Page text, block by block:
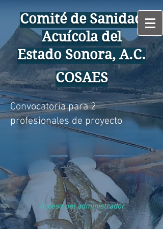
Comité de Sanidad
Acuícola del
Estado Sonora, A.C.
COSAES
Convocatoria para 2
profesionales de proyecto
Acceso del administrador